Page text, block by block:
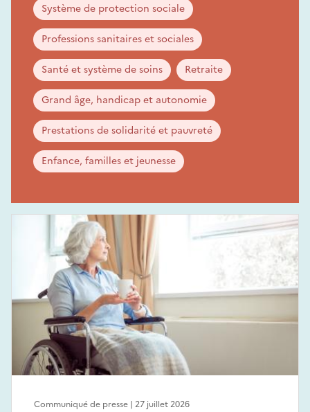
Système de protection sociale
Professions sanitaires et sociales
Santé et système de soins Retraite
Grand âge, handicap et autonomie
Prestations de solidarité et pauvreté
Enfance, familles et jeunesse
Communiqué de presse | 27 juillet 2026